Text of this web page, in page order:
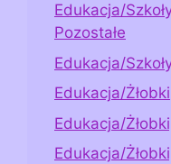
Edukacja/
Pozostałe
Edukacja/
Edukacja/Żłobki
Edukacja/
Edukacja/